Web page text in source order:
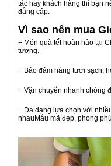
tác hay khách hàng thì bạn
đẳng cấp.
Vì sao nên mua
+ Món quà tết hoàn hảo tại
tượng.
+ Bảo đảm hàng tươi sạch,
+ Vận chuyển nhanh chóng
+ Đa dạng lựa chọn với
nhauMẫu mã đẹp, phong